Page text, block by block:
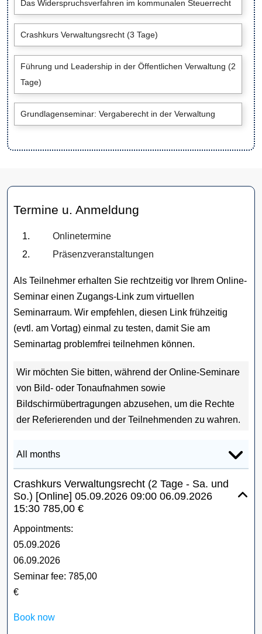
Das Widerspruchsverfahren im kommunalen Steuerrecht
Crashkurs Verwaltungsrecht (3 Tage)
Führung und Leadership in der Öffentlichen Verwaltung (2
Tage)
Grundlagenseminar: Vergaberecht in der Verwaltung
Termine u. Anmeldung
Onlinetermine
Präsenzveranstaltungen
Als Teilnehmer erhalten Sie rechtzeitig vor Ihrem Online-
Seminar einen Zugangs-Link zum virtuellen
Seminarraum. Wir empfehlen, diesen Link frühzeitig
(evtl. am Vortag) einmal zu testen, damit Sie am
Seminartag problemfrei teilnehmen können.
Wir möchten Sie bitten, während der Online-Seminare
von Bild- oder Tonaufnahmen sowie
Bildschirmübertragungen abzusehen, um die Rechte
der Referierenden und der Teilnehmenden zu wahren.
Crashkurs Verwaltungsrecht (2 Tage - Sa. und
So.) [Online] 05.09.2026 09:00 06.09.2026
15:30 785,00 €
Appointments:
05.09.2026
06.09.2026
Seminar fee: 785,00
€
Book now